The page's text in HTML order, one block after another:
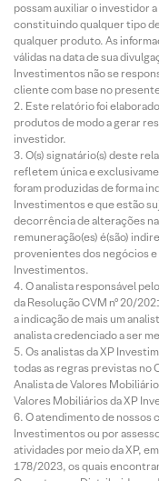
possam auxiliar o investidor
constituindo qualquer tipo
qualquer produto. As
válidas na data de sua
Investimentos não se
cliente com base no
Este relatório foi
produtos de modo a gerar
investidor.
O(s) signatário(s) deste
refletem única e
foram produzidas de forma
Investimentos e que estão
decorrência de alterações
remuneração(es) é(são)
provenientes dos negócios
Investimentos.
O analista responsável
da Resolução CVM nº 20/
a indicação de mais um
analista credenciado a ser
Os analistas da XP
todas as regras previstas no
Analista de Valores
Valores Mobiliários da XP
O atendimento de nossos
Investimentos ou por
atividades por meio da XP,
178/2023, os quais